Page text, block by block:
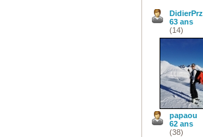
63 ans
(14)
papaou
62 ans
(38)